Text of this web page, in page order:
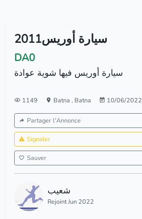
2011سيارة أوريس
DA0
سيارة أوريس فيها شوية عوادة
1149 Batna , Batna 10/06/2022
Partager l'Annonce
Signaler
Sauver
شعيب
Rejoint Jun 2022